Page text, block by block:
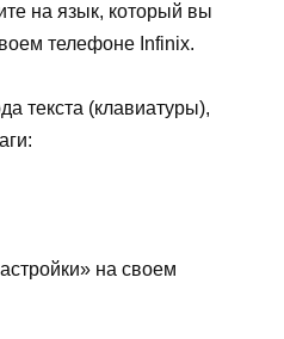
на язык, который вы
телефоне Infinix.
текста (клавиатуры),
на своем